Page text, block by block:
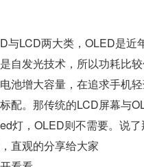
与LCD两大类，OLED是
自发光技术，所以功耗比
池增大容量，在追求手机
配。那传统的LCD屏幕与
灯，OLED则不需要。说
直观的分享给大家